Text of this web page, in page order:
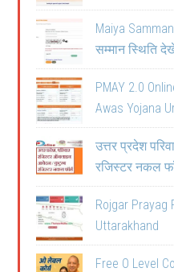
Maiya
सम्मान स्थिति
PMAY 2.0
Awas Yojana
उत्तर प्रदेश
रजिस्टर नकल
Rojgar Prayag
Uttarakhand
Free O Level